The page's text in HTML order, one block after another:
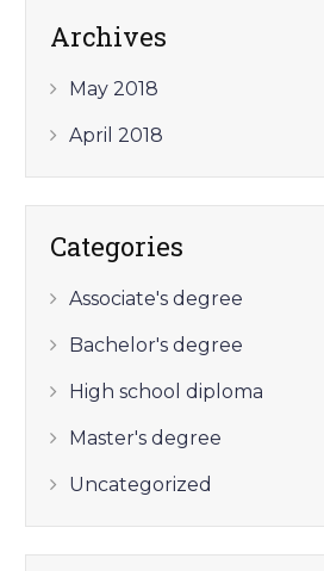
Archives
May 2018
April 2018
Categories
Associate's degree
Bachelor's degree
High school diploma
Master's degree
Uncategorized